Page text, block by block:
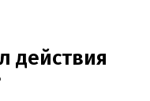
действия